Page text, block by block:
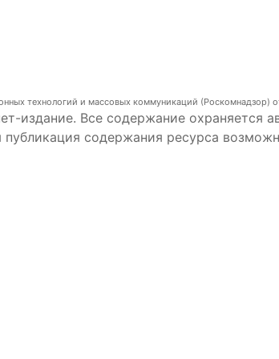
технологий и массовых коммуникаций (Роскомнадзор)
издание. Все содержание охраняется
содержания ресурса